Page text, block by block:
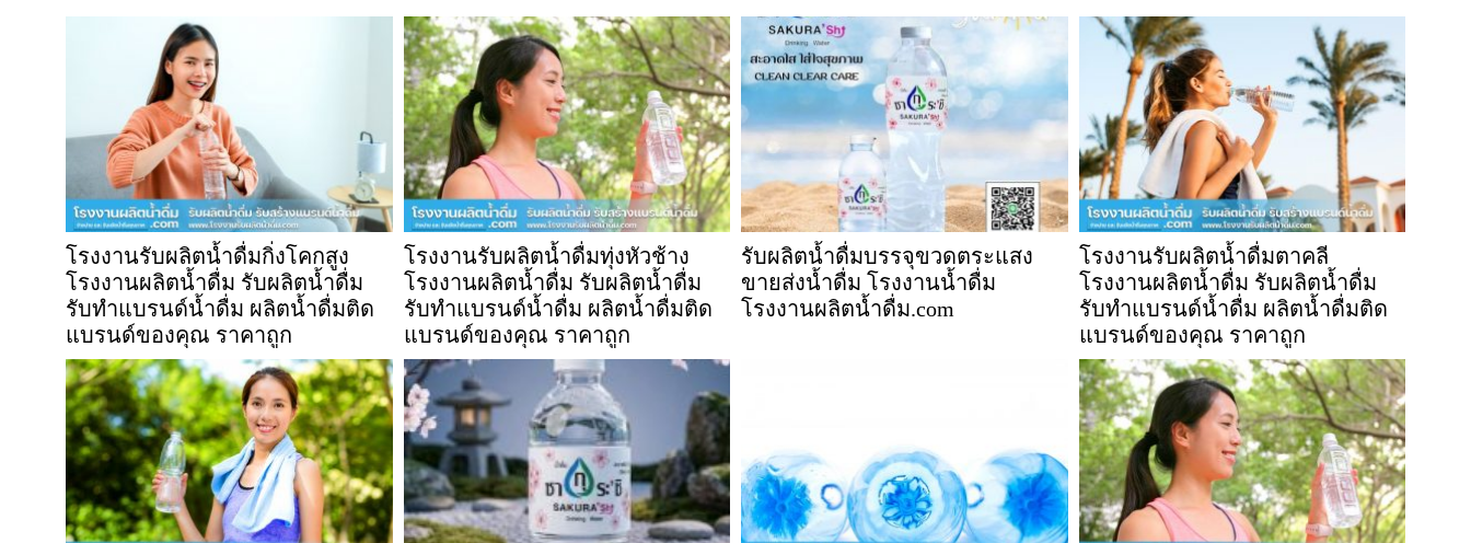
โรงงานรับผลิตน้ำดื่มกิ่งโคกสูง
โรงงานผลิตน้ำดื่ม รับผลิตน้ำดื่ม
รับทำแบรนด์น้ำดื่ม ผลิตน้ำดื่มติด
แบรนด์ของคุณ ราคาถูก
โรงงานรับผลิตน้ำดื่มทุ่งหัวช้าง
โรงงานผลิตน้ำดื่ม รับผลิตน้ำดื่ม
รับทำแบรนด์น้ำดื่ม ผลิตน้ำดื่มติด
แบรนด์ของคุณ ราคาถูก
รับผลิตน้ำดื่มบรรจุขวดตระแสง
ขายส่งน้ำดื่ม โรงงานน้ำดื่ม
โรงงานผลิตน้ำดื่ม.com
โรงงานรับผลิตน้ำดื่มตาคลี
โรงงานผลิตน้ำดื่ม รับผลิตน้ำดื่ม
รับทำแบรนด์น้ำดื่ม ผลิตน้ำดื่มติด
แบรนด์ของคุณ ราคาถูก